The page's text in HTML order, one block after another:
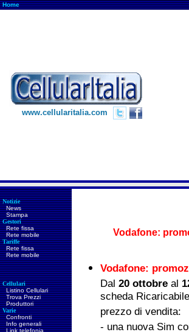
Home
www.cellularitalia.com
Notizie
News
Stampa
Gestori
Rete fissa
Rete mobile
Tariffe
Rete fissa
Rete mobile
Cellulari
Listino Cellulari
Trova Prezzi
Produttori
Varie
Confronti
Info generali
Link telefonia
Vodafone:
Vodafone:
Dal 20 ottobre al
scheda
prezzo di vendita:
- una nuova Sim